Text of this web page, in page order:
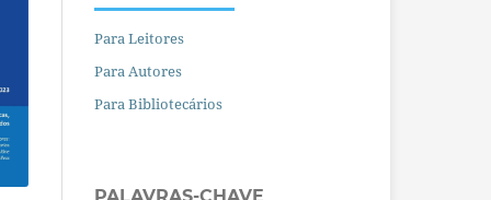
Para Leitores
Para Autores
Para Bibliotecários